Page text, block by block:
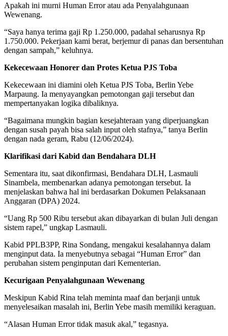
Apakah ini murni Human Error atau ada Penyalahgunaan
Wewenang.
“Saya hanya terima gaji Rp 1.250.000, padahal seharusnya Rp
1.750.000. Pekerjaan kami berat, berjemur di panas dan bersentuhan
dengan sampah,” keluhnya.
Kekecewaan Honorer dan Protes Ketua PJS Toba
Kekecewaan ini diamini oleh Ketua PJS Toba, Berlin Yebe
Marpaung. Ia menyayangkan pemotongan gaji tersebut dan
mempertanyakan logika dibaliknya.
“Bagaimana mungkin bagian kesejahteraan yang diperjuangkan
dengan susah payah bisa salah input oleh stafnya,” tanya Berlin
dengan nada geram, Rabu (12/06/2024).
Klarifikasi dari Kabid dan Bendahara DLH
Sementara itu, saat dikonfirmasi, Bendahara DLH, Lasmauli
Sinambela, membenarkan adanya pemotongan tersebut. Ia
menjelaskan bahwa hal ini berdasarkan Dokumen Pelaksanaan
Anggaran (DPA) 2024.
“Uang Rp 500 Ribu tersebut akan dibayarkan di bulan Juli dengan
sistem rapel,” ungkap Lasmauli.
Kabid PPLB3PP, Rina Sondang, mengakui kesalahannya dalam
menginput data. Ia menyebutnya sebagai “Human Error” dan
perubahan sistem penginputan dari Kementerian.
Kecurigaan Penyalahgunaan Wewenang
Meskipun Kabid Rina telah meminta maaf dan berjanji untuk
menyelesaikan masalah ini, Berlin Yebe masih memiliki keraguan.
“Alasan Human Error tidak masuk akal,” tegasnya.